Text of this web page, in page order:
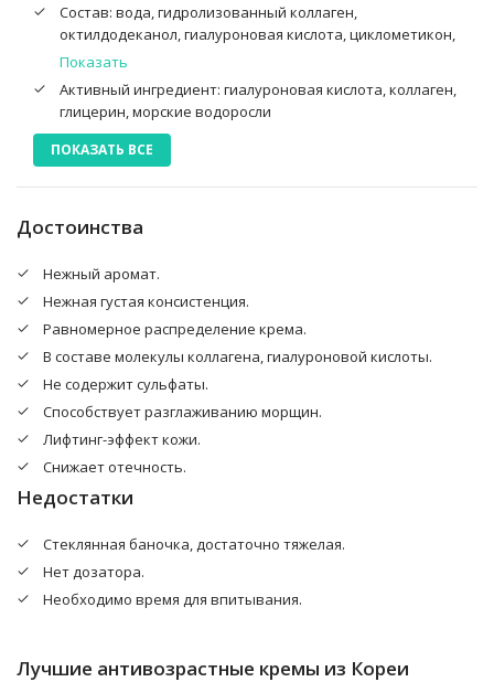
Состав: вода, гидролизованный коллаген,
октилдодеканол, гиалуроновая кислота, циклометикон,
бутиленгликоль, глицерет-26, цетеариловый спирт,
экстракт ламинарии, полиакрилат натрия, этилгексил
стеарат, каприлил гликоль, отдушки, метилглюкозид
сесквистеарат, этилгексилглицерин, гидролизованный
экстракт солода, экстракт соссюреи, токоферола
ацетат, экстракт толокнянки, дисодиум ЭДТА, желтый
Показать
Активный ингредиент: гиалуроновая кислота, коллаген,
глицерин, морские водоросли
ПОКАЗАТЬ ВСЕ
Достоинства
Нежный аромат.
Нежная густая консистенция.
Равномерное распределение крема.
В составе молекулы коллагена, гиалуроновой кислоты.
Не содержит сульфаты.
Способствует разглаживанию морщин.
Лифтинг-эффект кожи.
Снижает отечность.
Недостатки
Стеклянная баночка, достаточно тяжелая.
Нет дозатора.
Необходимо время для впитывания.
Лучшие антивозрастные кремы из Кореи